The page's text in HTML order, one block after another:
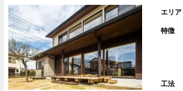
エリア
特徴
工法